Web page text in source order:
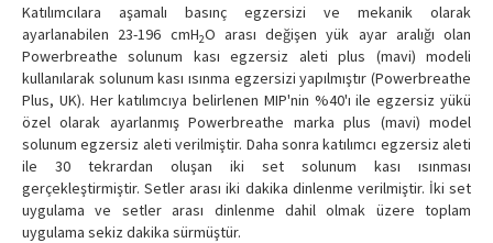
Katılımcılara aşamalı basınç egzersizi ve mekanik olarak
ayarlanabilen 23-196 cmH2O arası değişen yük ayar aralığı olan
Powerbreathe solunum kası egzersiz aleti plus (mavi) modeli
kullanılarak solunum kası ısınma egzersizi yapılmıştır (Powerbreathe
Plus, UK). Her katılımcıya belirlenen MIP'nin %40'ı ile egzersiz yükü
özel olarak ayarlanmış Powerbreathe marka plus (mavi) model
solunum egzersiz aleti verilmiştir. Daha sonra katılımcı egzersiz aleti
ile 30 tekrardan oluşan iki set solunum kası ısınması
gerçekleştirmiştir. Setler arası iki dakika dinlenme verilmiştir. İki set
uygulama ve setler arası dinlenme dahil olmak üzere toplam
uygulama sekiz dakika sürmüştür.